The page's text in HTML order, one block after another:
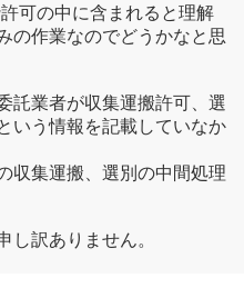
可の中に含まれると理解
の作業なのでどうかなと思
託業者が収集運搬許可、選
いう情報を記載していなか
収集運搬、選別の中間処理
し訳ありません。